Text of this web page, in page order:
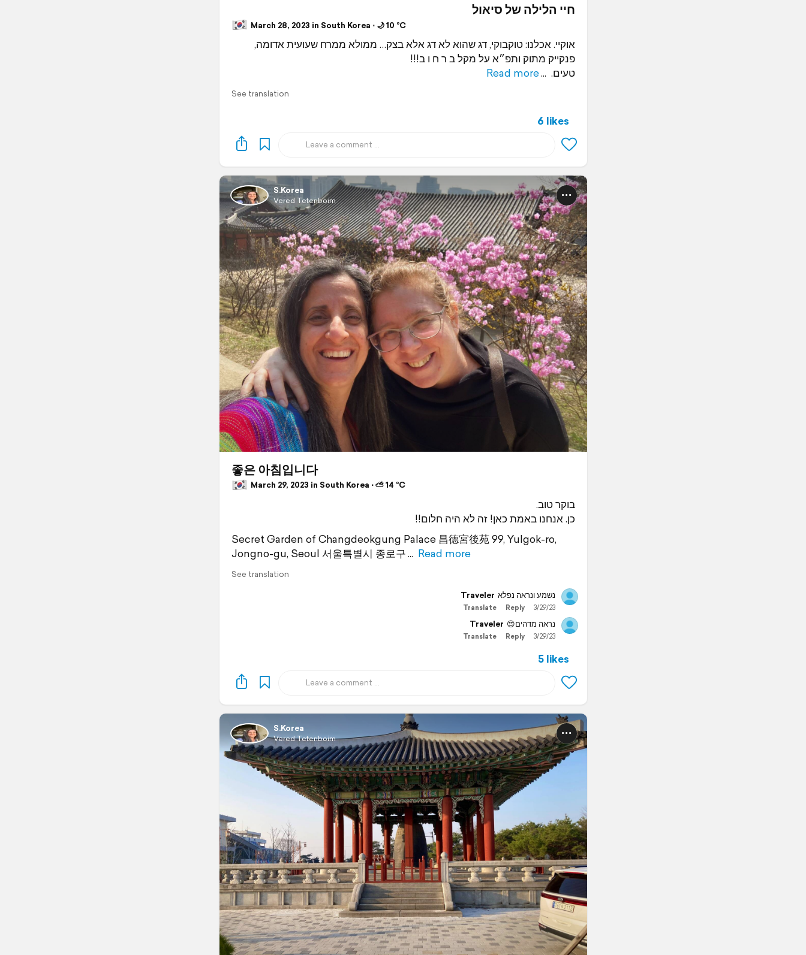
חיי הלילה של סיאול
March 28, 2023 in South Korea ⋅ 🌙 10 °C
אוקיי. אכלנו: טוקבוקי, דג שהוא לא דג אלא בצק… ממולא ממרח שעועית אדומה,
פנקייק מתוק ותפ״א על מקל ב ר ח ו ב!!!
טעים.
Read more
See translation
6 likes
S.Korea
Vered Tetenboim
좋은 아침입니다
March 29, 2023 in South Korea ⋅ ⛅ 14 °C
בוקר טוב.
כן. אנחנו באמת כאן! זה לא היה חלום!!
Secret Garden of Changdeokgung Palace 昌德宮後苑 99, Yulgok-ro,
Jongno-gu, Seoul 서울특별시 종로구
Read more
See translation
Traveler נשמע ונראה נפלא
3/29/23
Reply
Translate
Traveler נראה מדהים😍
3/29/23
Reply
Translate
5 likes
S.Korea
Vered Tetenboim